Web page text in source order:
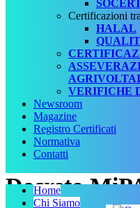
Certificazioni
HALAL
VERIFICHE
Newsroom
Magazine
Registro Certificati
Normativa
Contatti
Home
Chi Siamo
Decreto